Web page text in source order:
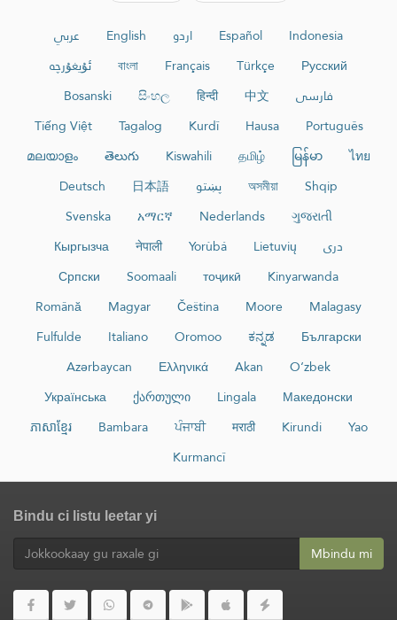
عربي English اردو Español
Indonesia
ئۇيغۇرچە
বাংলা Français Türkçe
Русский
Bosanski
සිංහල हिन्दी 中文
فارسی
Tiếng Việt
Tagalog Kurdî Hausa
Português
മലയാളം
తెలుగు Kiswahili தமிழ் မြန်မာ
ไทย
Deutsch
日本語 پښتو অসমীয়া
Shqip
Svenska
አማርኛ Nederlands
ગુજરાતી
Кыргызча
नेपाली Yorùbá Lietuvių
دری
Српски
Soomaali тоҷикӣ
Kinyarwanda
Română
Magyar Čeština Moore
Malagasy
Fulfulde
Italiano Oromoo ಕನ್ನಡ
Български
Azərbaycan
Ελληνικά Akan
O‘zbek
Українська
ქართული Lingala
Македонски
ភាសាខ្មែរ
Bambara ਪੰਜਾਬੀ मराठी Kirundi
Yao
Kurmancî
Bindu ci listu leetar yi
Mbindu mi